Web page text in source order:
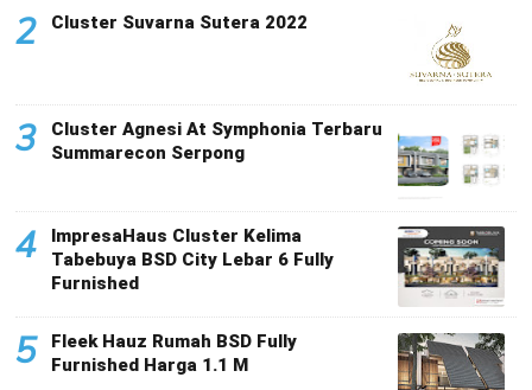
2 Cluster Suvarna Sutera 2022
3
Cluster Agnesi At Symphonia Terbaru
Summarecon Serpong
4
ImpresaHaus Cluster Kelima
Tabebuya BSD City Lebar 6 Fully
Furnished
5
Fleek Hauz Rumah BSD Fully
Furnished Harga 1.1 M